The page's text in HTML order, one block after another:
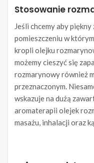
Stosowanie
Jeśli chcemy aby
pomieszczeniu w
kropli olejku
możemy cieszyć się
rozmarynowy również
przeznaczonym.
wskazuje na dużą
aromaterapii olejek
masażu, inhalacji oraz